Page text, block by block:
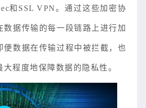
和SSL VPN。通过这些加密协
数据传输的每一段链路上进行加
便数据在传输过程中被拦截，也
程度地保障数据的隐私性。